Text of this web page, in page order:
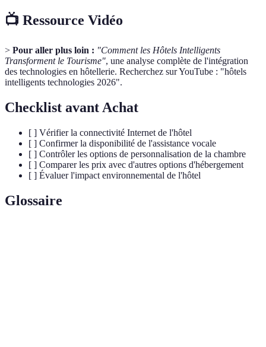
📺 Ressource Vidéo
> Pour aller plus loin : "Comment les Hôtels Intelligents
Transforment le Tourisme", une analyse complète de l'intégration
des technologies en hôtellerie. Recherchez sur YouTube : "hôtels
intelligents technologies 2026".
Checklist avant Achat
[ ] Vérifier la connectivité Internet de l'hôtel
[ ] Confirmer la disponibilité de l'assistance vocale
[ ] Contrôler les options de personnalisation de la chambre
[ ] Comparer les prix avec d'autres options d'hébergement
[ ] Évaluer l'impact environnemental de l'hôtel
Glossaire